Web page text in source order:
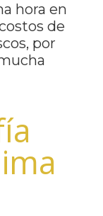
hora en
de
por